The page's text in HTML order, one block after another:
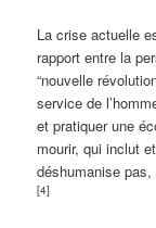
La crise actuelle
rapport entre la
“nouvelle
service de
et pratiquer une
mourir, qui inclut
déshumanise
[4]